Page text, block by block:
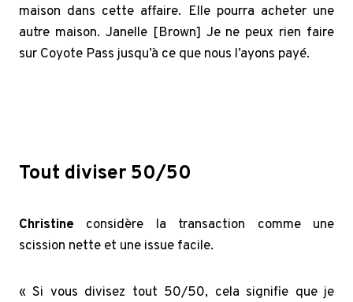
maison dans cette affaire. Elle pourra acheter une
autre maison. Janelle [Brown] Je ne peux rien faire
sur Coyote Pass jusqu’à ce que nous l’ayons payé.
Tout diviser 50/50
Christine considère la transaction comme une
scission nette et une issue facile.
« Si vous divisez tout 50/50, cela signifie que je